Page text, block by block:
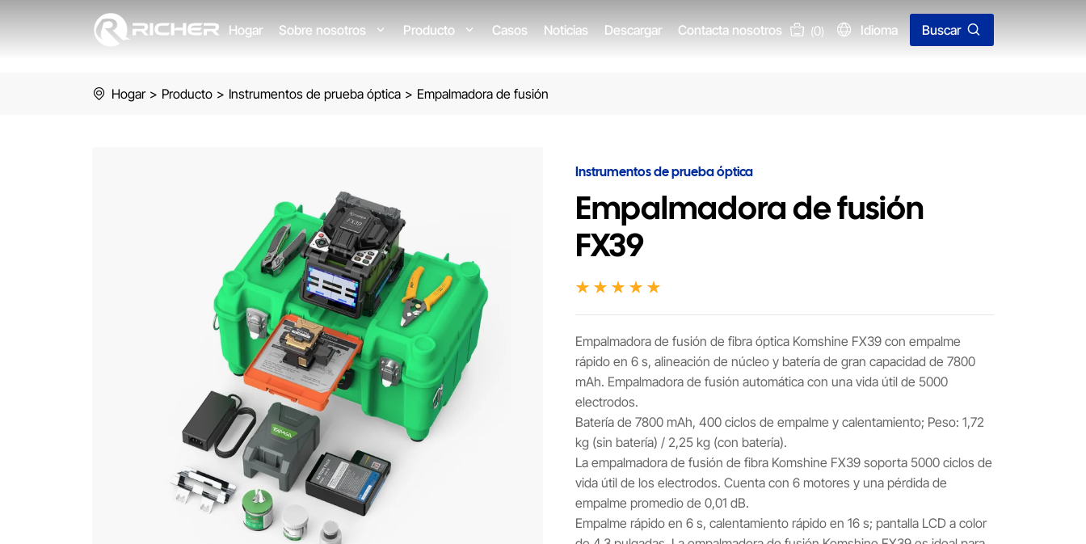
Hogar Sobre nosotros Producto Casos Noticias Descargar Contacta nosotros (0) Idioma Buscar
Komshine
fusion
Hogar > Producto > Instrumentos de prueba óptica > Empalmadora de fusión
Instrumentos de prueba óptica
Empalmadora de fusión
FX39
Empalmadora de fusión de fibra óptica Komshine FX39 con empalme
rápido en 6 s, alineación de núcleo y batería de gran capacidad de 7800
mAh. Empalmadora de fusión automática con una vida útil de 5000
electrodos.
Batería de 7800 mAh, 400 ciclos de empalme y calentamiento; Peso: 1,72
kg (sin batería) / 2,25 kg (con batería).
La empalmadora de fusión de fibra Komshine FX39 soporta 5000 ciclos de
vida útil de los electrodos. Cuenta con 6 motores y una pérdida de
empalme promedio de 0,01 dB.
Empalme rápido en 6 s, calentamiento rápido en 16 s; pantalla LCD a color